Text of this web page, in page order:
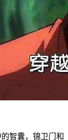
智囊，锦卫门和